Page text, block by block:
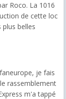
Roco. La 1016
de cette loc
belles
je fais
rassemblement
m'a tappé